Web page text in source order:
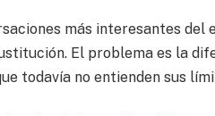
más interesantes
El problema es la
todavía no entienden sus